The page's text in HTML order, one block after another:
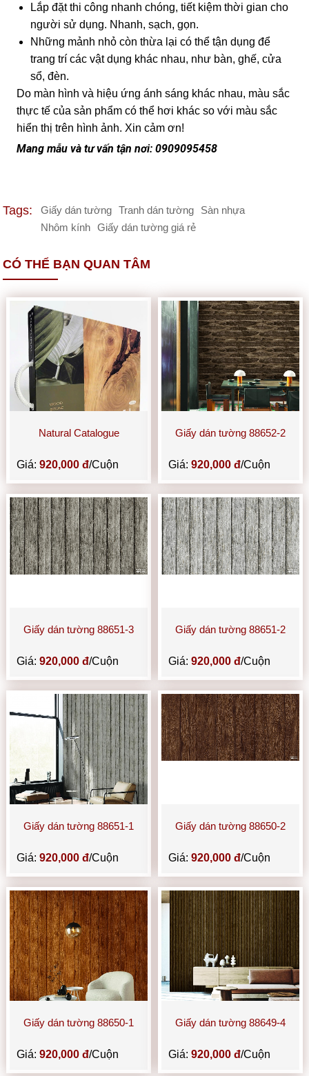
Lắp đặt thi công nhanh chóng, tiết kiệm thời gian cho
người sử dụng. Nhanh, sạch, gọn.
Những mảnh nhỏ còn thừa lại có thể tận dụng để
trang trí các vật dụng khác nhau, như bàn, ghế, cửa
sổ, đèn.
Do màn hình và hiệu ứng ánh sáng khác nhau, màu sắc
thực tế của sản phẩm có thể hơi khác so với màu sắc
hiển thị trên hình ảnh. Xin cảm ơn!
Mang mẫu và tư vấn tận nơi: 0909095458
Tags: Giấy dán tường Tranh dán tường
Sàn nhựa
Nhôm kính
Giấy dán tường giá rẻ
CÓ THỂ BẠN QUAN TÂM
Natural Catalogue
Giá:920,000 đ/Cuộn
Giấy dán tường 88652-2
Giá: 920,000 đ/Cuộn
Giấy dán tường 88651-3
Giá:920,000 đ/Cuộn
Giấy dán tường 88651-2
Giá: 920,000 đ/Cuộn
Giấy dán tường 88651-1
Giá:920,000 đ/Cuộn
Giấy dán tường 88650-2
Giá: 920,000 đ/Cuộn
Giấy dán tường 88650-1
Giá:920,000 đ/Cuộn
Giấy dán tường 88649-4
Giá: 920,000 đ/Cuộn